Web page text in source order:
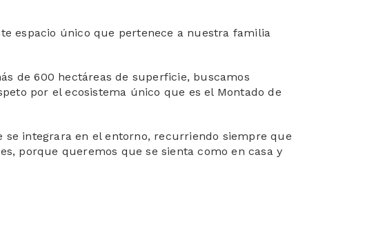
espacio único que pertenece a nuestra familia
de 600 hectáreas de superficie, buscamos
por el ecosistema único que es el Montado de
integrara en el entorno, recurriendo siempre que
porque queremos que se sienta como en casa y